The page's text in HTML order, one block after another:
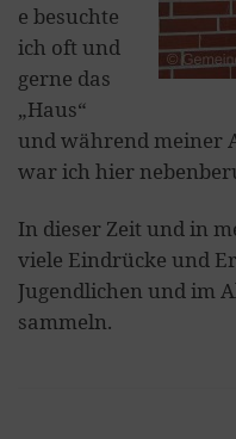
e besuchte
ich oft und
gerne das
„Haus“
und während meiner
war ich hier
In dieser Zeit und in
viele Eindrücke und
Jugendlichen und im
sammeln.